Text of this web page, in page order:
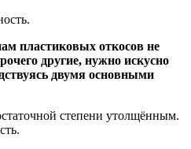
пластиковых откосов не
другие, нужно искусно
двумя основными
степени утолщённым.